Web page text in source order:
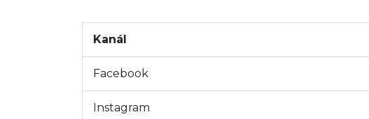
Kanál
Facebook
Instagram